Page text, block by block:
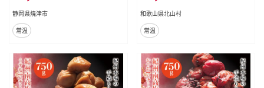
静岡県焼津市
常温
和歌山県北山村
常温